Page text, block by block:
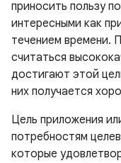
приносить пользу
интересными как
течением времени.
считаться
достигают этой
них получается
Цель приложения
потребностям
которые